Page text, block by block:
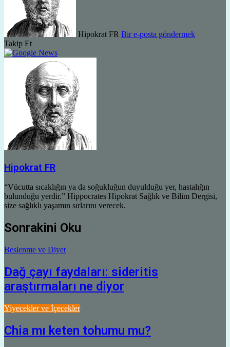
Hipokrat FR Bir e-posta göndermek
Takip Et
Hipokrat FR
“Vücutta sıcaklığın ya da soğukluğun duyulduğu yer, hastalığın
bulunduğu yerdir.” Hippocrates Hipokrat Sağlık ve Bilim Dergisi,
size sağlıklı yaşamın sırlarını verecek.
Sonrakini Oku
Beslenme ve Diyet
Dağ çayı faydaları: sideritis
araştırmaları ne diyor
Yiyecekler ve İçecekler
Chia mı keten tohumu mu?